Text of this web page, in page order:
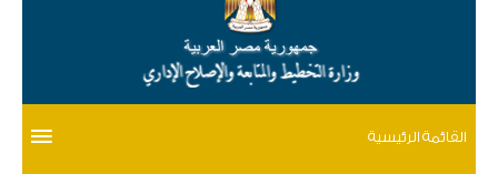
القائمة الرئيسية